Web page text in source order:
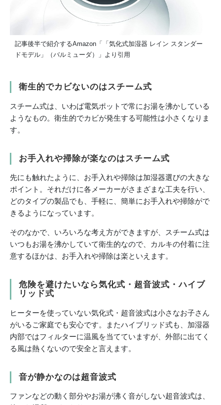
記事後半で紹介するAmazon「「気化式加湿器 レイン スタンダー
ドモデル」（バルミューダ）」より引用
衛生的でカビないのはスチーム式
スチーム式は、いわば電気ポットで常にお湯を沸かしている
ようなもの。衛生的でカビが発生する可能性は小さくなりま
す。
お手入れや掃除が楽なのはスチーム式
先にも触れたように、お手入れや掃除は加湿器選びの大きな
ポイント。それだけに各メーカーがさまざまな工夫を行い、
どのタイプの製品でも、手軽に、簡単にお手入れや掃除がで
きるようになっています。
そのなかで、いろいろな考え方ができますが、スチーム式は
いつもお湯を沸かしていて衛生的なので、カルキの付着に注
意するほかは、お手入れや掃除は楽といえます。
危険を避けたいなら気化式・超音波式・ハイブ
リッド式
ヒーターを使っていない気化式・超音波式は小さなお子さん
がいるご家庭でも安心です。またハイブリッド式も、加湿器
内部ではフィルターに温風を当てていますが、外部に出てく
る風は熱くないので安全と言えます。
音が静かなのは超音波式
ファンなどの動く部分やお湯が沸く音がしない超音波式は、